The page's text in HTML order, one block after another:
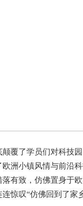
颠覆了学员们对科
洲小镇风情与前沿
有致，仿佛置身于
惊叹“仿佛回到了家